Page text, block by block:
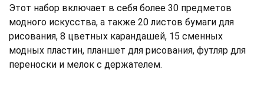
Этот набор включает в себя более 30 предметов
модного искусства, а также 20 листов бумаги для
рисования, 8 цветных карандашей, 15 сменных
модных пластин, планшет для рисования, футляр для
переноски и мелок с держателем.